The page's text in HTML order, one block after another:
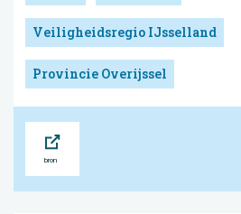
Veiligheidsregio IJsselland
Provincie Overijssel